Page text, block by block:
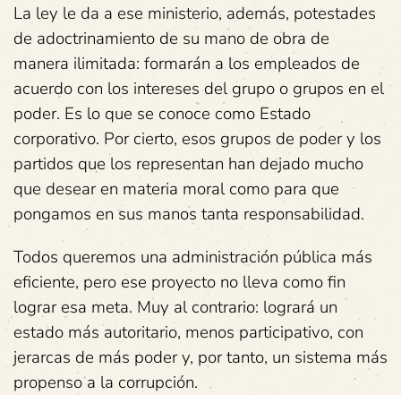
La ley le da a ese ministerio, además, potestades
de adoctrinamiento de su mano de obra de
manera ilimitada: formarán a los empleados de
acuerdo con los intereses del grupo o grupos en el
poder. Es lo que se conoce como Estado
corporativo. Por cierto, esos grupos de poder y los
partidos que los representan han dejado mucho
que desear en materia moral como para que
pongamos en sus manos tanta responsabilidad.
Todos queremos una administración pública más
eficiente, pero ese proyecto no lleva como fin
lograr esa meta. Muy al contrario: logrará un
estado más autoritario, menos participativo, con
jerarcas de más poder y, por tanto, un sistema más
propenso a la corrupción.